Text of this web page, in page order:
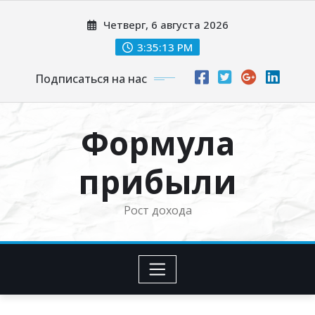
Четверг, 6 августа 2026
3:35:14 PM
Подписаться на нас
Формула
прибыли
Рост дохода